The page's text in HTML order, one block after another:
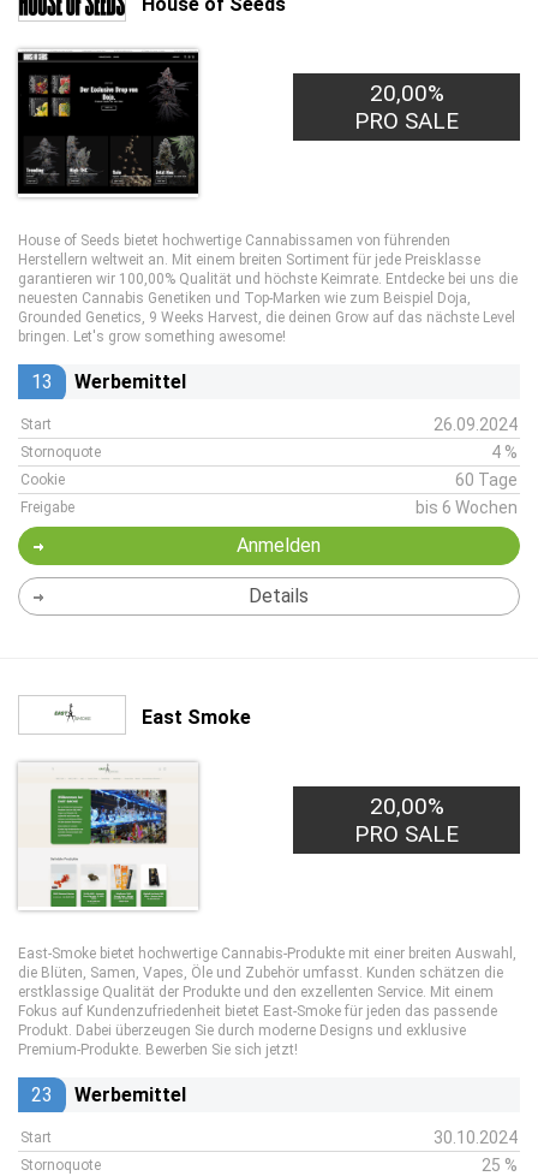
20,00%
PRO SALE
House of Seeds bietet hochwertige Cannabissamen von führenden
Herstellern weltweit an. Mit einem breiten Sortiment für jede Preisklasse
garantieren wir 100,00% Qualität und höchste Keimrate. Entdecke bei uns die
neuesten Cannabis Genetiken und Top-Marken wie zum Beispiel Doja,
Grounded Genetics, 9 Weeks Harvest, die deinen Grow auf das nächste Level
bringen. Let's grow something awesome!
13 Werbemittel
Start 26.09.2024
Stornoquote 4 %
Cookie 60 Tage
Freigabe bis 6 Wochen
Anmelden
Details
East Smoke
20,00%
PRO SALE
East-Smoke bietet hochwertige Cannabis-Produkte mit einer breiten Auswahl,
die Blüten, Samen, Vapes, Öle und Zubehör umfasst. Kunden schätzen die
erstklassige Qualität der Produkte und den exzellenten Service. Mit einem
Fokus auf Kundenzufriedenheit bietet East-Smoke für jeden das passende
Produkt. Dabei überzeugen Sie durch moderne Designs und exklusive
Premium-Produkte. Bewerben Sie sich jetzt!
23 Werbemittel
Start 30.10.2024
Stornoquote 25 %